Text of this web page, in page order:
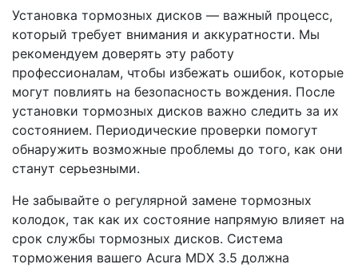
Установка тормозных дисков — важный процесс,
который требует внимания и аккуратности. Мы
рекомендуем доверять эту работу
профессионалам, чтобы избежать ошибок, которые
могут повлиять на безопасность вождения. После
установки тормозных дисков важно следить за их
состоянием. Периодические проверки помогут
обнаружить возможные проблемы до того, как они
станут серьезными.
Не забывайте о регулярной замене тормозных
колодок, так как их состояние напрямую влияет на
срок службы тормозных дисков. Система
торможения вашего Acura MDX 3.5 должна